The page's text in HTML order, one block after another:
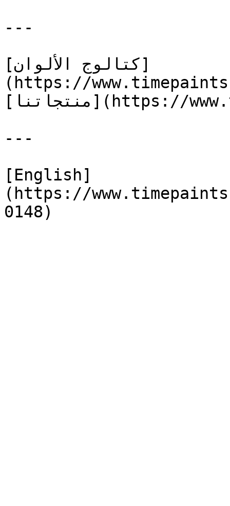
---
[كتالوج الألوان]
(https://
[منتجاتنا](https://www.timepaints.com/ar/products)
---
[English]
(https://
0148)